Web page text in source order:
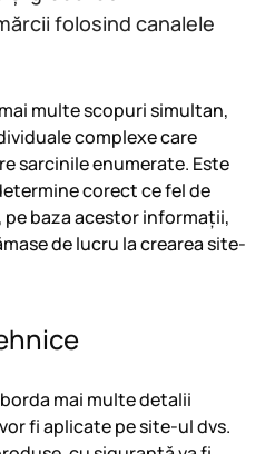
folosind canalele
multe scopuri simultan,
complexe care
sarcinile enumerate. Este
corect ce fel de
baza acestor informații,
de lucru la crearea site-
mai multe detalii
fi aplicate pe site-ul dvs.